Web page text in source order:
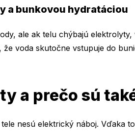
a bunkovou hydratáciou
ale ak telu chýbajú
že voda skutočne vstupuje do
a prečo sú
nesú elektrický náboj. Vďaka